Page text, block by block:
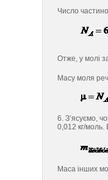
Число
Отже, у молі
Масу моля
6. З’ясуємо,
0,012 кг/
Маса інших